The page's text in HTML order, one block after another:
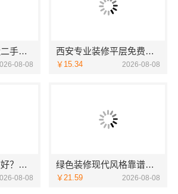
匠心施工家装改造二手房改造宁波雅美和居建材科技有限公司
08-08
西安专业装修平层免费量房-居安天成（西安）建筑工程有限责任公司
￥15.34 2026-08-08
江西高端装修哪家好？首选江西圣匠新型环保材料有限公司
08-08
绿色装修现代风格靠谱吗江西尚宅尚品新型环保材料有限公司
￥21.59 2026-08-08